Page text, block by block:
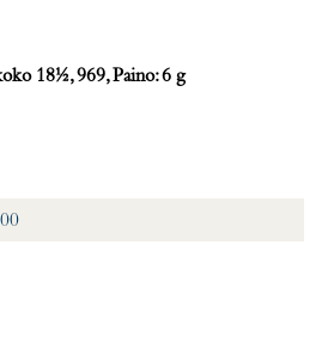
18½, 969, Paino: 6 g